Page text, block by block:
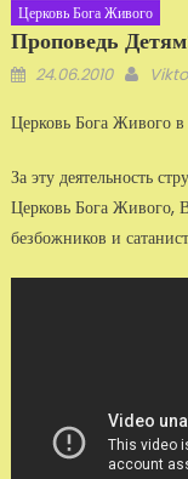
Церковь Бога Живого
Проповедь
Добавлено
24.06.2010
Церковь Бога Живого
За эту деятельность
Церковь Бога Живого,
безбожников и